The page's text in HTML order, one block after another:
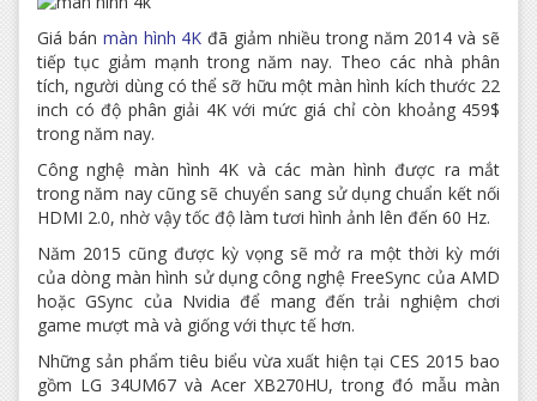
Giá bán màn hình 4K đã giảm nhiều trong năm 2014 và sẽ
tiếp tục giảm mạnh trong năm nay. Theo các nhà phân
tích, người dùng có thể sỡ hữu một màn hình kích thước 22
inch có độ phân giải 4K với mức giá chỉ còn khoảng 459$
trong năm nay.
Công nghệ màn hình 4K và các màn hình được ra mắt
trong năm nay cũng sẽ chuyển sang sử dụng chuẩn kết nối
HDMI 2.0, nhờ vậy tốc độ làm tươi hình ảnh lên đến 60 Hz.
Năm 2015 cũng được kỳ vọng sẽ mở ra một thời kỳ mới
của dòng màn hình sử dụng công nghệ FreeSync của AMD
hoặc GSync của Nvidia để mang đến trải nghiệm chơi
game mượt mà và giống với thực tế hơn.
Những sản phẩm tiêu biểu vừa xuất hiện tại CES 2015 bao
gồm LG 34UM67 và Acer XB270HU, trong đó mẫu màn